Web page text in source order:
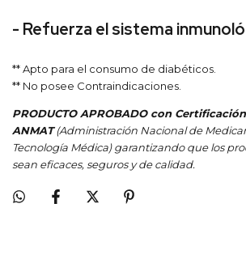
- Refuerza el sistema
** Apto para el consumo de diabéticos.
** No posee Contraindicaciones.
PRODUCTO APROBADO con Certificación
ANMAT(Administración Nacional de
Tecnología Médica) garantizando que los
sean eficaces, seguros y de calidad.